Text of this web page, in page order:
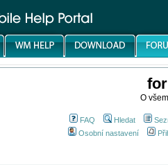
O
FAQ Hledat
Osobní nastavení